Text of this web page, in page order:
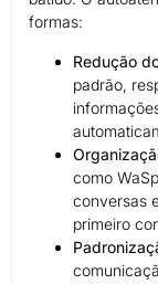
formas:
Redução
padrão,
como
conversas
primeiro